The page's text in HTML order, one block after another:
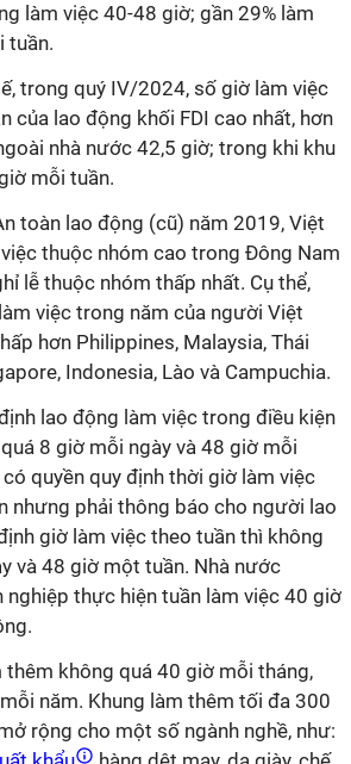
làm việc 40-48 giờ; gần 29% làm
tuần.
trong quý IV/2024, số giờ làm việc
của lao động khối FDI cao nhất, hơn
nhà nước 42,5 giờ; trong khi khu
mỗi tuần.
toàn lao động (cũ) năm 2019, Việt
thuộc nhóm cao trong Đông Nam
lễ thuộc nhóm thấp nhất. Cụ thể,
việc trong năm của người Việt
hơn Philippines, Malaysia, Thái
Indonesia, Lào và Campuchia.
lao động làm việc trong điều kiện
8 giờ mỗi ngày và 48 giờ mỗi
quyền quy định thời giờ làm việc
nhưng phải thông báo cho người lao
giờ làm việc theo tuần thì không
và 48 giờ một tuần. Nhà nước
nghiệp thực hiện tuần làm việc 40 giờ
thêm không quá 40 giờ mỗi tháng,
năm. Khung làm thêm tối đa 300
rộng cho một số ngành nghề, như: